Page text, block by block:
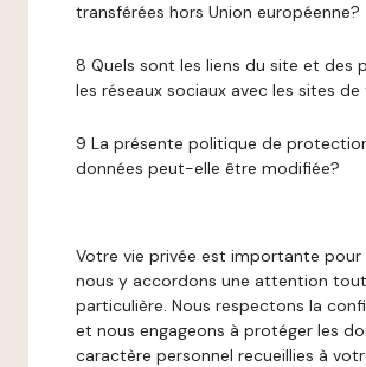
transférées hors Union européenne?
8 Quels sont les liens du site et des
les réseaux sociaux avec les sites de
9 La présente politique de
données peut-elle être modifiée?
Votre vie privée est importante pour
nous y accordons une attention
particulière. Nous respectons la
et nous engageons à protéger les
caractère personnel recueillies à